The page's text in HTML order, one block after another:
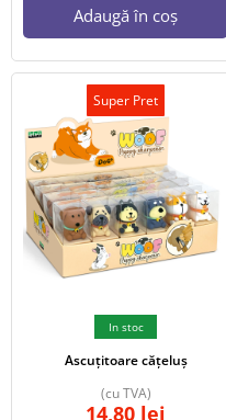
Adaugă în coș
Super Pret
In stoc
Ascuțitoare cățeluș
14,80 lei
(cu TVA)